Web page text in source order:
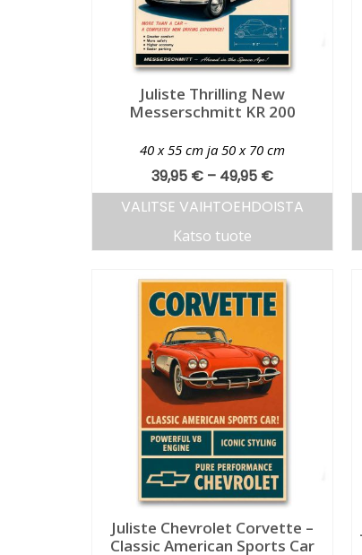
Juliste Thrilling New
Messerschmitt KR 200
40 x 55 cm ja 50 x 70 cm
39,95 € – 49,95 €
VALITSE VAIHTOEHDOISTA
Katso tuote
Juliste Chevrolet Corvette –
Classic American Sports Car